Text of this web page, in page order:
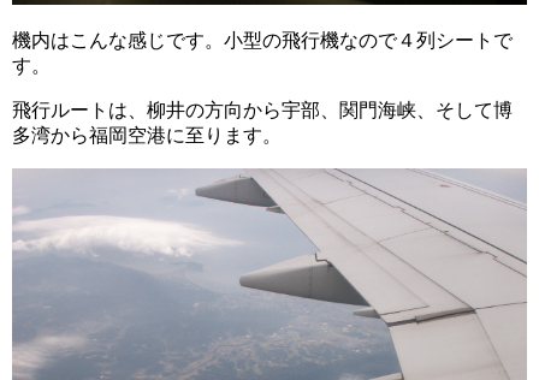
機内はこんな感じです。小型の飛行機なので４列シートで
す。
飛行ルートは、柳井の方向から宇部、関門海峡、そして博
多湾から福岡空港に至ります。